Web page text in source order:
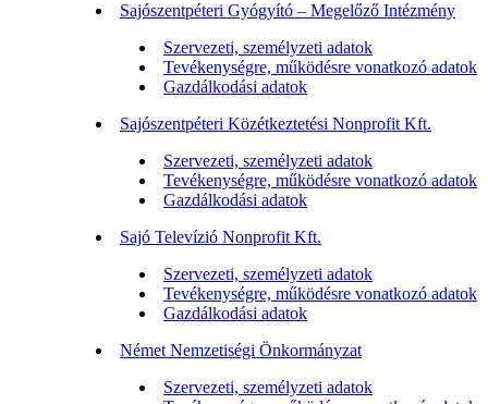
Sajószentpéteri Gyógyító – Megelőző Intézmény
Szervezeti, személyzeti adatok
Tevékenységre, működésre vonatkozó adatok
Gazdálkodási adatok
Sajószentpéteri Közétkeztetési Nonprofit Kft.
Szervezeti, személyzeti adatok
Tevékenységre, működésre vonatkozó adatok
Gazdálkodási adatok
Sajó Televízió Nonprofit Kft.
Szervezeti, személyzeti adatok
Tevékenységre, működésre vonatkozó adatok
Gazdálkodási adatok
Német Nemzetiségi Önkormányzat
Szervezeti, személyzeti adatok